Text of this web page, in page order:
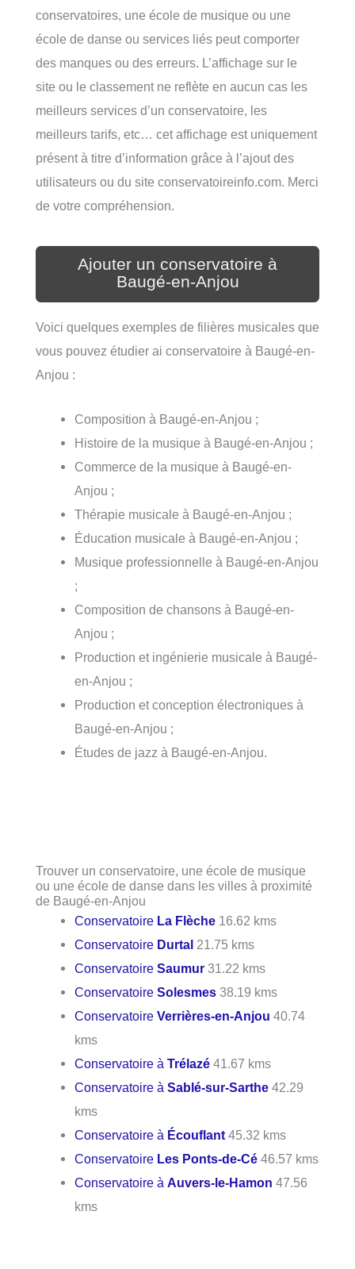
conservatoires, une école de musique ou une
école de danse ou services liés peut comporter
des manques ou des erreurs. L’affichage sur le
site ou le classement ne reflète en aucun cas les
meilleurs services d’un conservatoire, les
meilleurs tarifs, etc… cet affichage est uniquement
présent à titre d’information grâce à l’ajout des
utilisateurs ou du site conservatoireinfo.com. Merci
de votre compréhension.
Ajouter un conservatoire à
Baugé-en-Anjou
Voici quelques exemples de filières musicales que
vous pouvez étudier ai conservatoire à Baugé-en-
Anjou :
Composition à Baugé-en-Anjou ;
Histoire de la musique à Baugé-en-Anjou ;
Commerce de la musique à Baugé-en-
Anjou ;
Thérapie musicale à Baugé-en-Anjou ;
Éducation musicale à Baugé-en-Anjou ;
Musique professionnelle à Baugé-en-Anjou
;
Composition de chansons à Baugé-en-
Anjou ;
Production et ingénierie musicale à Baugé-
en-Anjou ;
Production et conception électroniques à
Baugé-en-Anjou ;
Études de jazz à Baugé-en-Anjou.
Trouver un conservatoire, une école de musique
ou une école de danse dans les villes à proximité
de Baugé-en-Anjou
Conservatoire La Flèche 16.62 kms
Conservatoire Durtal 21.75 kms
ConservatoireSaumur 31.22 kms
ConservatoireSolesmes 38.19 kms
ConservatoireVerrières-en-Anjou 40.74
kms
Conservatoire àTrélazé 41.67 kms
Conservatoire àSablé-sur-Sarthe 42.29
kms
Conservatoire à Écouflant 45.32 kms
Conservatoire Les Ponts-de-Cé 46.57 kms
Conservatoire àAuvers-le-Hamon 47.56
kms